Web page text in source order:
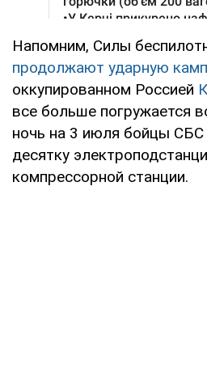
Напомним, Силы
продолжают ударную
оккупированном Россией
все больше погружается
ночь на 3 июля бойцы СБС
десятку
компрессорной станции.